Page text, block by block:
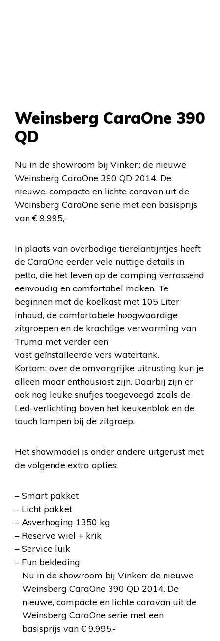
Weinsberg CaraOne 390
QD
Nu in de showroom bij Vinken: de nieuwe
Weinsberg CaraOne 390 QD 2014. De
nieuwe, compacte en lichte caravan uit de
Weinsberg CaraOne serie met een basisprijs
van € 9.995,-
In plaats van overbodige tierelantijntjes heeft
de CaraOne eerder vele nuttige details in
petto, die het leven op de camping verrassend
eenvoudig en comfortabel maken. Te
beginnen met de koelkast met 105 Liter
inhoud, de comfortabele hoogwaardige
zitgroepen en de krachtige verwarming van
Truma met verder een
vast geïnstalleerde vers watertank.
Kortom: over de omvangrijke uitrusting kun je
alleen maar enthousiast zijn. Daarbij zijn er
ook nog leuke snufjes toegevoegd zoals de
Led-verlichting boven het keukenblok en de
touch lampen bij de zitgroep.
Het showmodel is onder andere uitgerust met
de volgende extra opties:
– Smart pakket
– Licht pakket
– Asverhoging 1350 kg
– Reserve wiel + krik
– Service luik
– Fun bekleding
Nu in de showroom bij Vinken: de nieuwe
Weinsberg CaraOne 390 QD 2014. De
nieuwe, compacte en lichte caravan uit de
Weinsberg CaraOne serie met een
basisprijs van € 9.995,-